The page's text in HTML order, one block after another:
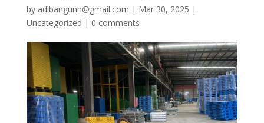
by adibangunh@gmail.com | Mar 30, 2025 |
Uncategorized | 0 comments